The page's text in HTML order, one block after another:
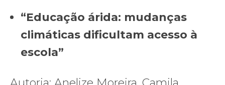
“Educação árida: mudanças
climáticas dificultam acesso à
escola”